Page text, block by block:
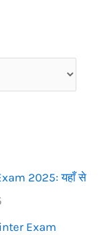
2025: यहाँ से
Exam